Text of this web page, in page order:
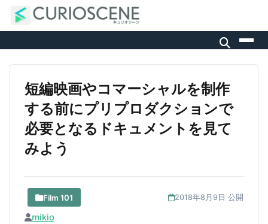
短編映画やコマーシャルを制作
する前にプリプロダクションで
必要となるドキュメントを見て
みよう
Film 101 2018年8月9日 公開
mikio